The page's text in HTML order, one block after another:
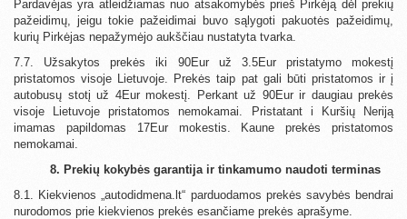
Pardavėjas yra atleidžiamas nuo atsakomybės prieš Pirkėją dėl prekių
pažeidimų, jeigu tokie pažeidimai buvo sąlygoti pakuotės pažeidimų,
kurių Pirkėjas nepažymėjo aukščiau nustatyta tvarka.
7.7. Užsakytos prekės iki 90Eur už 3.5Eur pristatymo mokestį
pristatomos visoje Lietuvoje. Prekės taip pat gali būti pristatomos ir į
autobusų stotį už 4Eur mokestį. Perkant už 90Eur ir daugiau prekės
visoje Lietuvoje pristatomos nemokamai. Pristatant i Kuršių Neriją
imamas papildomas 17Eur mokestis. Kaune prekės pristatomos
nemokamai.
8. Prekių kokybės garantija ir tinkamumo naudoti terminas
8.1. Kiekvienos „autodidmena.lt“ parduodamos prekės savybės bendrai
nurodomos prie kiekvienos prekės esančiame prekės aprašyme.